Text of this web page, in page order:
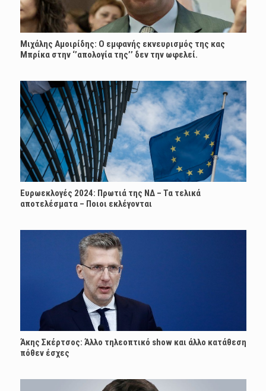
Μιχάλης Αμοιρίδης: Ο εμφανής εκνευρισμός της κας
Μπρίκα στην ‘’απολογία της’’ δεν την ωφελεί.
Ευρωεκλογές 2024: Πρωτιά της ΝΔ – Τα τελικά
αποτελέσματα – Ποιοι εκλέγονται
Άκης Σκέρτσος: Άλλο τηλεοπτικό show και άλλο κατάθεση
πόθεν έσχες